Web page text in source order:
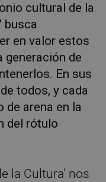
cultural de la
busca
en valor estos
generación de
En sus
todos, y cada
de arena en la
del rótulo
la Cultura' nos